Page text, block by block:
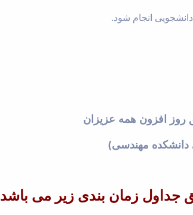
انجام شود.
روز افزون همه عزیزان
مهندسی)
جداول زمان بندی زیر می باشد